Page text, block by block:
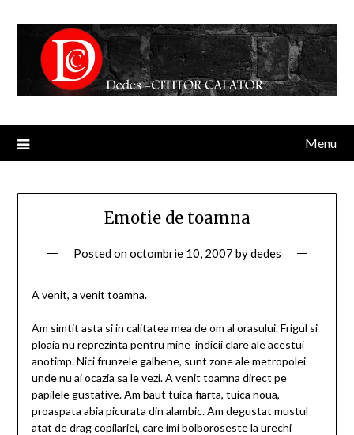
Menu
Emotie de toamna
Posted onoctombrie 10, 2007 bydedes
A venit, a venit toamna.
Am simtit asta si in calitatea mea de om al orasului. Frigul si
ploaia nu reprezinta pentru mine indicii clare ale acestui
anotimp. Nici frunzele galbene, sunt zone ale metropolei
unde nu ai ocazia sa le vezi. A venit toamna direct pe
papilele gustative. Am baut tuica fiarta, tuica noua,
proaspata abia picurata din alambic. Am degustat mustul
atat de drag copilariei, care imi bolboroseste la urechi